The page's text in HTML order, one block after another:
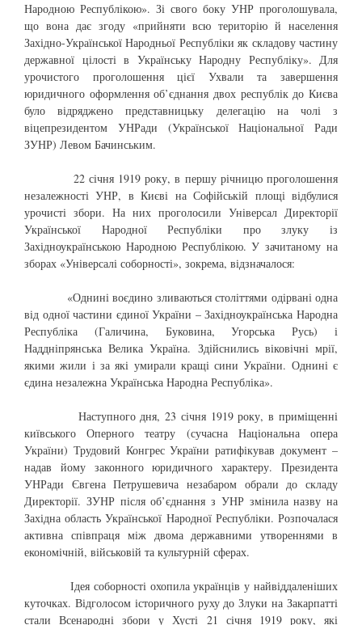
Народною Республікою». Зі свого боку УНР проголошувала,
що вона дає згоду «прийняти всю територію й населення
Західно-Української Народньої Республіки як складову частину
державної цілості в Українську Народну Республіку». Для
урочистого проголошення цієї Ухвали та завершення
юридичного оформлення об’єднання двох республік до Києва
було відряджено представницьку делегацію на чолі з
віцепрезидентом УНРади (Української Національної Ради
ЗУНР) Левом Бачинським.
22 січня 1919 року, в першу річницю проголошення
незалежності УНР, в Києві на Софійській площі відбулися
урочисті збори. На них проголосили Універсал Директорії
Української Народної Республіки про злуку із
Західноукраїнською Народною Республікою. У зачитаному на
зборах «Універсалі соборності», зокрема, відзначалося:
«Однині воєдино зливаються століттями одірвані одна
від одної частини єдиної України – Західноукраїнська Народна
Республіка (Галичина, Буковина, Угорська Русь) і
Наддніпрянська Велика Україна. Здійснились віковічні мрії,
якими жили і за які умирали кращі сини України. Однині є
єдина незалежна Українська Народна Республіка».
Наступного дня, 23 січня 1919 року, в приміщенні
київського Оперного театру (сучасна Національна опера
України) Трудовий Конгрес України ратифікував документ –
надав йому законного юридичного характеру. Президента
УНРади Євгена Петрушевича незабаром обрали до складу
Директорії. ЗУНР після об’єднання з УНР змінила назву на
Західна область Української Народної Республіки. Розпочалася
активна співпраця між двома державними утвореннями в
економічній, військовій та культурній сферах.
Ідея соборності охопила українців у найвіддаленіших
куточках. Відголосом історичного руху до Злуки на Закарпатті
стали Всенародні збори у Хусті 21 січня 1919 року, які